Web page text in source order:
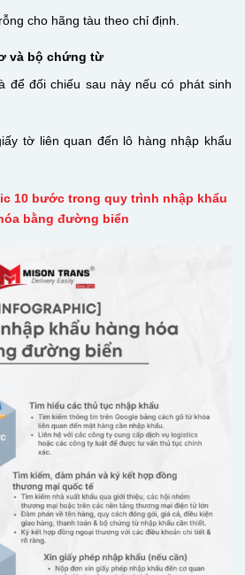
cho hãng tàu theo chỉ định.
và bộ chứng từ
để đối chiếu sau này nếu có phát sinh
tờ liên quan đến lô hàng nhập khẩu
10 bước trong quy trình nhập khẩu
bằng đường biển